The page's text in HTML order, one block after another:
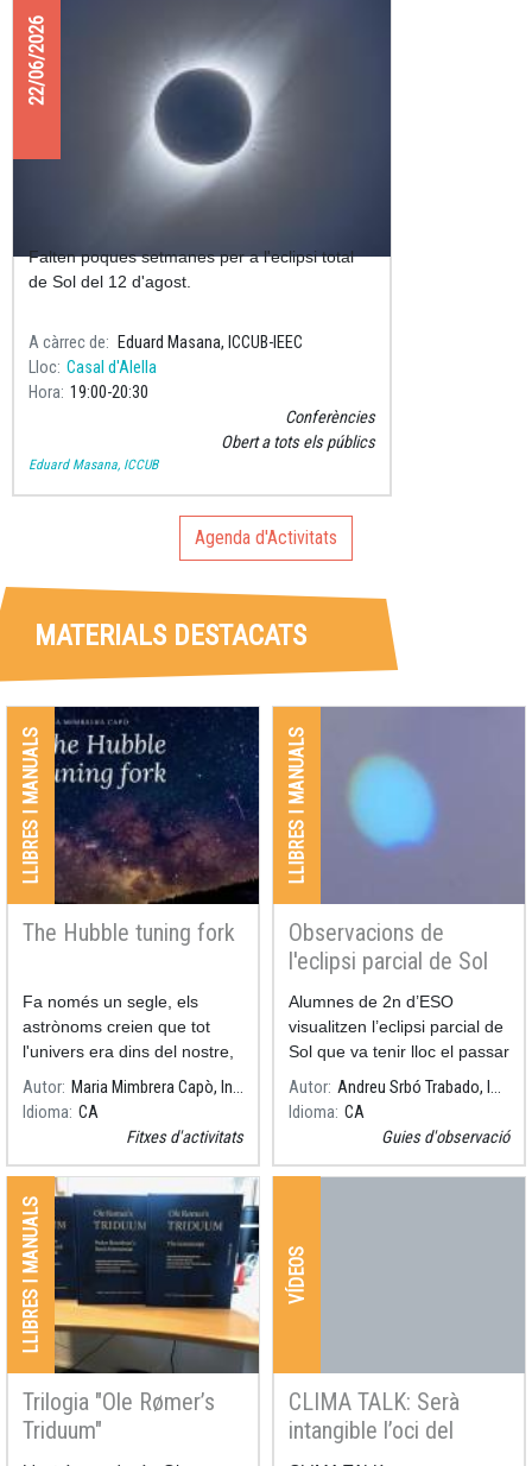
22/06/2026
Preparats per l'eclipsi total de Sol?
Falten poques setmanes per a l'eclipsi total
de Sol del 12 d'agost.
A càrrec de
Eduard Masana, ICCUB-IEEC
Lloc Casal d'Alella
Hora 19:00 20:30
Conferències
Obert a tots els públics
Eduard Masana, ICCUB
Agenda d'Activitats
MATERIALS DESTACATS
LLIBRES I MANUALS
The Hubble tuning fork
Fa només un segle, els
astrònoms creien que tot
l'univers era dins del nostre,
la Via làctia.
Autor
Maria Mimbrera Capò, Institut Guindàvols
Idioma CA
Fitxes d'activitats
LLIBRES I MANUALS
Observacions de
l'eclipsi parcial de Sol
Alumnes de 2n d’ESO
visualitzen l’eclipsi parcial de
Sol que va tenir lloc el passar
25 d’octubre de 2022.
Autor
Andreu Srbó Trabado, INS Lladonosa
Idioma CA
Guies d'observació
LLIBRES I MANUALS
Trilogia "Ole Rømer’s
Triduum"
VÍDEOS
CLIMA TALK: Serà
intangible l’oci del
futur?